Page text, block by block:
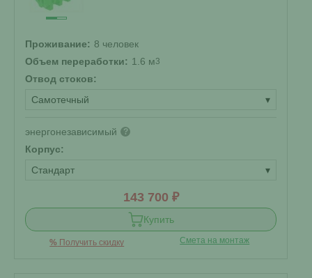
Проживание: 8 человек
Объем переработки: 1.6 м3
Отвод стоков:
Самотечный
▾
энергонезависимый ?
Корпус:
Стандарт
▾
143 700 ₽
Купить
% Получить скидку Смета на монтаж